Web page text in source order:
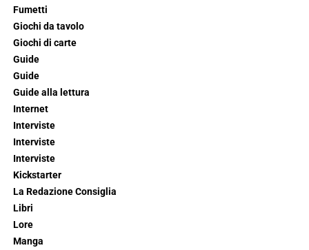
Fumetti
Giochi da tavolo
Giochi di carte
Guide
Guide
Guide alla lettura
Internet
Interviste
Interviste
Interviste
Kickstarter
La Redazione Consiglia
Libri
Lore
Manga